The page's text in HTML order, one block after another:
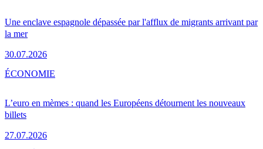
Une enclave espagnole dépassée par l'afflux de migrants arrivant par
la mer
30.07.2026
L’euro en mèmes : quand les Européens détournent les nouveaux
billets
27.07.2026
ÉCONOMIE